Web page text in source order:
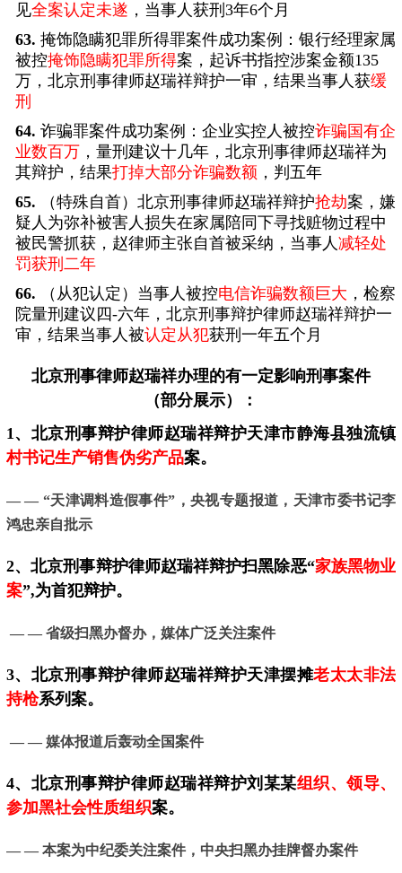
见全案认定未遂 ，当事人获刑3年6个月
63. 掩饰隐瞒犯罪所得罪案件成功案例：银行经理家属
被控掩饰隐瞒犯罪所得案，起诉书指控涉案金额135
万，北京刑事律师赵瑞祥辩护一审，结果当事人获缓
刑
64. 诈骗罪案件成功案例：企业实控人被控诈骗国有企
业数百万 ，量刑建议十几年，北京刑事律师赵瑞祥为
其辩护，结果打掉大部分诈骗数额 ，判五年
65.
（特殊自首）北京刑事律师赵瑞祥辩护抢劫案，嫌
疑人为弥补被害人损失在家属陪同下寻找赃物过程中
被民警抓获，赵律师主张自首被采纳，当事人减轻处
罚获刑二年
66.
（从犯认定）当事人被控电信诈骗数额巨大 ，检察
院量刑建议四-六年，北京刑事辩护律师赵瑞祥辩护一
审，结果当事人被认定从犯获刑一年五个月
北京刑事律师赵瑞祥办理的有一定影响刑事案件
（部分展示）：
1、北京刑事辩护律师赵瑞祥辩护天津市静海县独流镇
村书记生产销售伪劣产品案。
— — “天津调料造假事件”， 央视专题报道，天津市委书记李
鸿忠亲自批示
2、北京刑事辩护律师赵瑞祥辩护扫黑除恶“家族黑物业
案”,为首犯辩护。
— — 省级扫黑办督办，媒体广泛关注案件
3、 北京刑事辩护律师赵瑞祥辩护天津摆摊老太太非法
持枪系列案。
— — 媒体报道后轰动全国案件
4、 北京刑事辩护律师赵瑞祥辩护刘某某组织、领导、
参加黑社会性质组织案。
— — 本案为中纪委关注案件，中央扫黑办挂牌督办案件